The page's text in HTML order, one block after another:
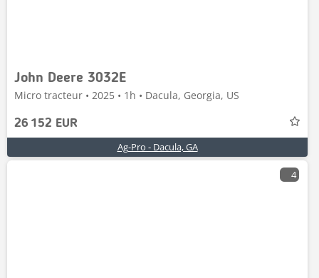
John Deere 3032E
Micro tracteur • 2025 • 1h • Dacula, Georgia, US
26 152 EUR
Ag-Pro - Dacula, GA
4